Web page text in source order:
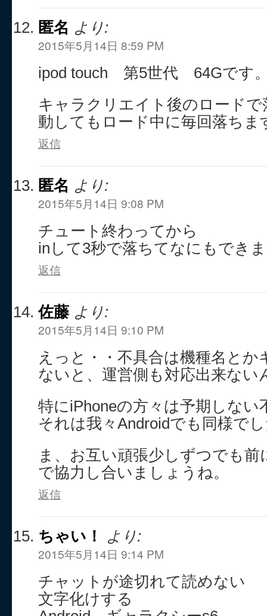
匿名 より:
2015年5月14日 8:59 PM
ipod touch 第5世代 64Gです
キャラクリエイト後のロード
動してもロード中に毎回落ちま
返信
匿名 より:
2015年5月14日 9:08 PM
チュート終わってから
inして3秒で落ちてなにもでき
返信
佐藤 より:
2015年5月14日 9:10 PM
えっと・・不具合は機種名と
ないと、運営側も対応出来ない
特にiPhoneの方々は予期しない
それは我々Androidでも同様で
ま、お互い頑張少しずつでも
で協力し合いましょうね。
返信
ちゃい！ より:
2015年5月14日 9:14 PM
チャットが途切れて読めない
文字化けする